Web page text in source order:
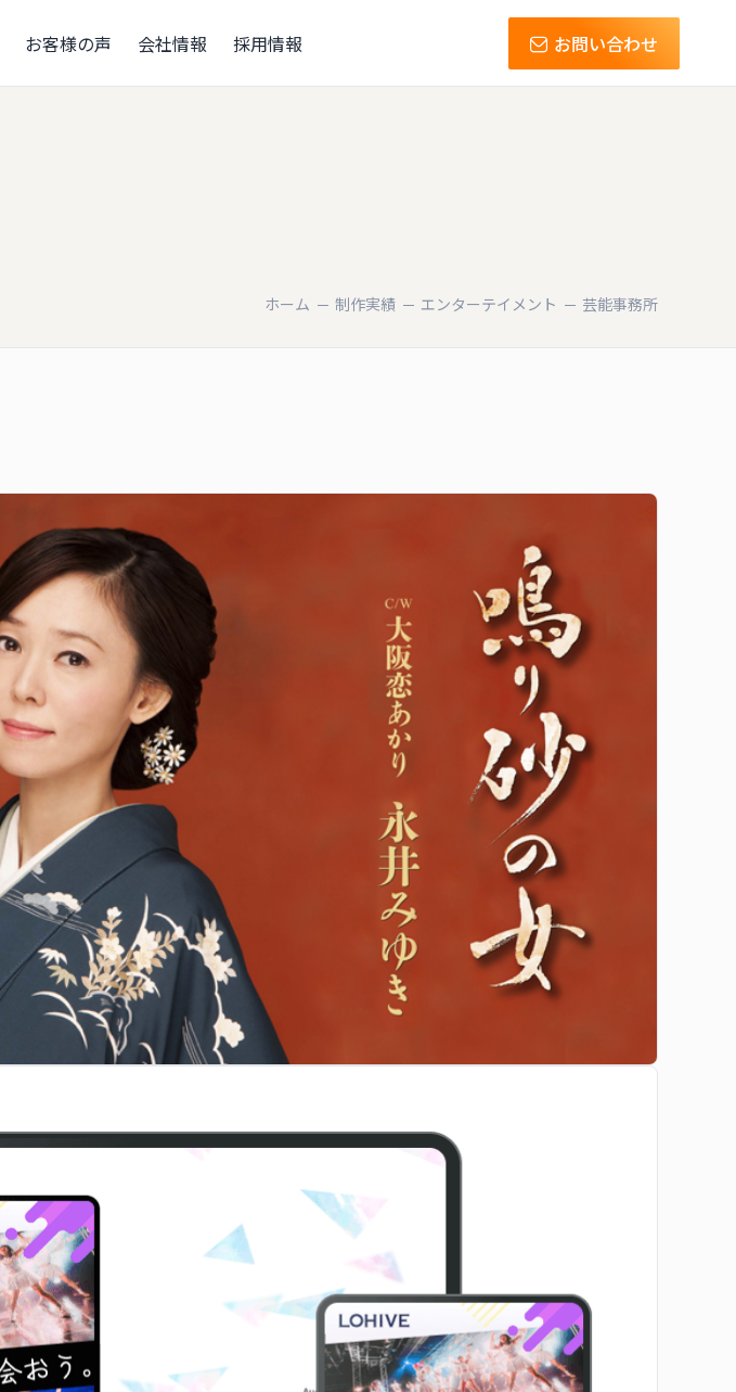
お客様の声 会社情報 採用情報 お問い合わせ
ホーム 制作実績 エンターテイメント 芸能事務所